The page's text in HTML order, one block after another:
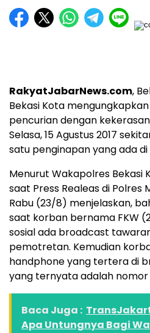
RakyatJabarNews.com,
Bekasi Kota
pencurian dengan
Selasa, 15 Agustus 2017
satu penginapan yang ada di
Menurut Wakapolres Bekasi
saat Press Realeas di Polres
Rabu (23/8) menjelaskan,
saat korban bernama FKW
sosial ada broadcast
pemotretan. Kemudian
handphone yang tertera di
yang ternyata adalah nomor
Baca Juga :
Apa Untungnya Bagi